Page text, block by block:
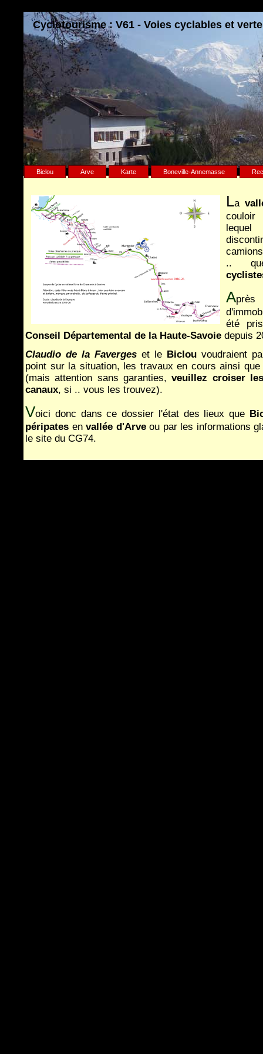
Biclou Arve Karte Boneville-Annemasse
Cyclotourisme : V61 - Voies cyclables et
La
couloir
..
A
été
Conseil Départemental de la Haute-Savoie depuis
Claudio de la Faverges et le Biclou voudraient
point sur la situation, les travaux en cours ainsi
(mais attention sans garanties, veuillez croiser
canaux, si .. vous les trouvez).
Voici donc dans ce dossier l'état des lieux que
péripates envallée d'Arveou par les informations
le site du CG74.
Sentiment général en 2026 :Parcours identifié